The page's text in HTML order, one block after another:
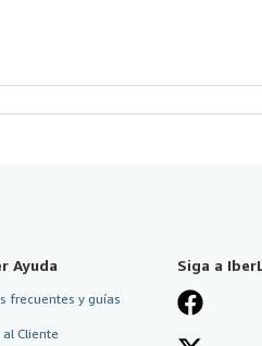
Ayuda
frecuentes y guías
Cliente
Siga a